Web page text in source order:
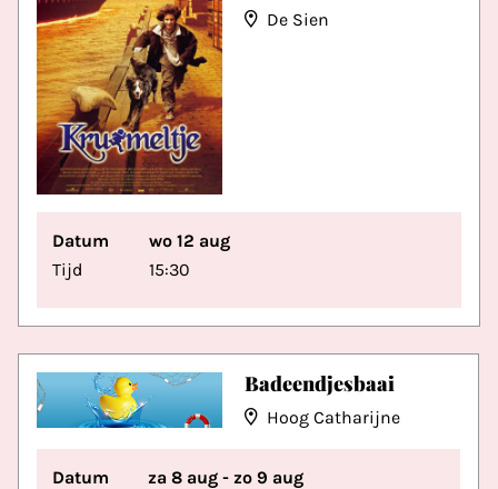
De Sien
Datum
wo 12 aug
Tijd
15:30
Badeendjesbaai
Hoog Catharijne
Datum
za 8 aug - zo 9 aug